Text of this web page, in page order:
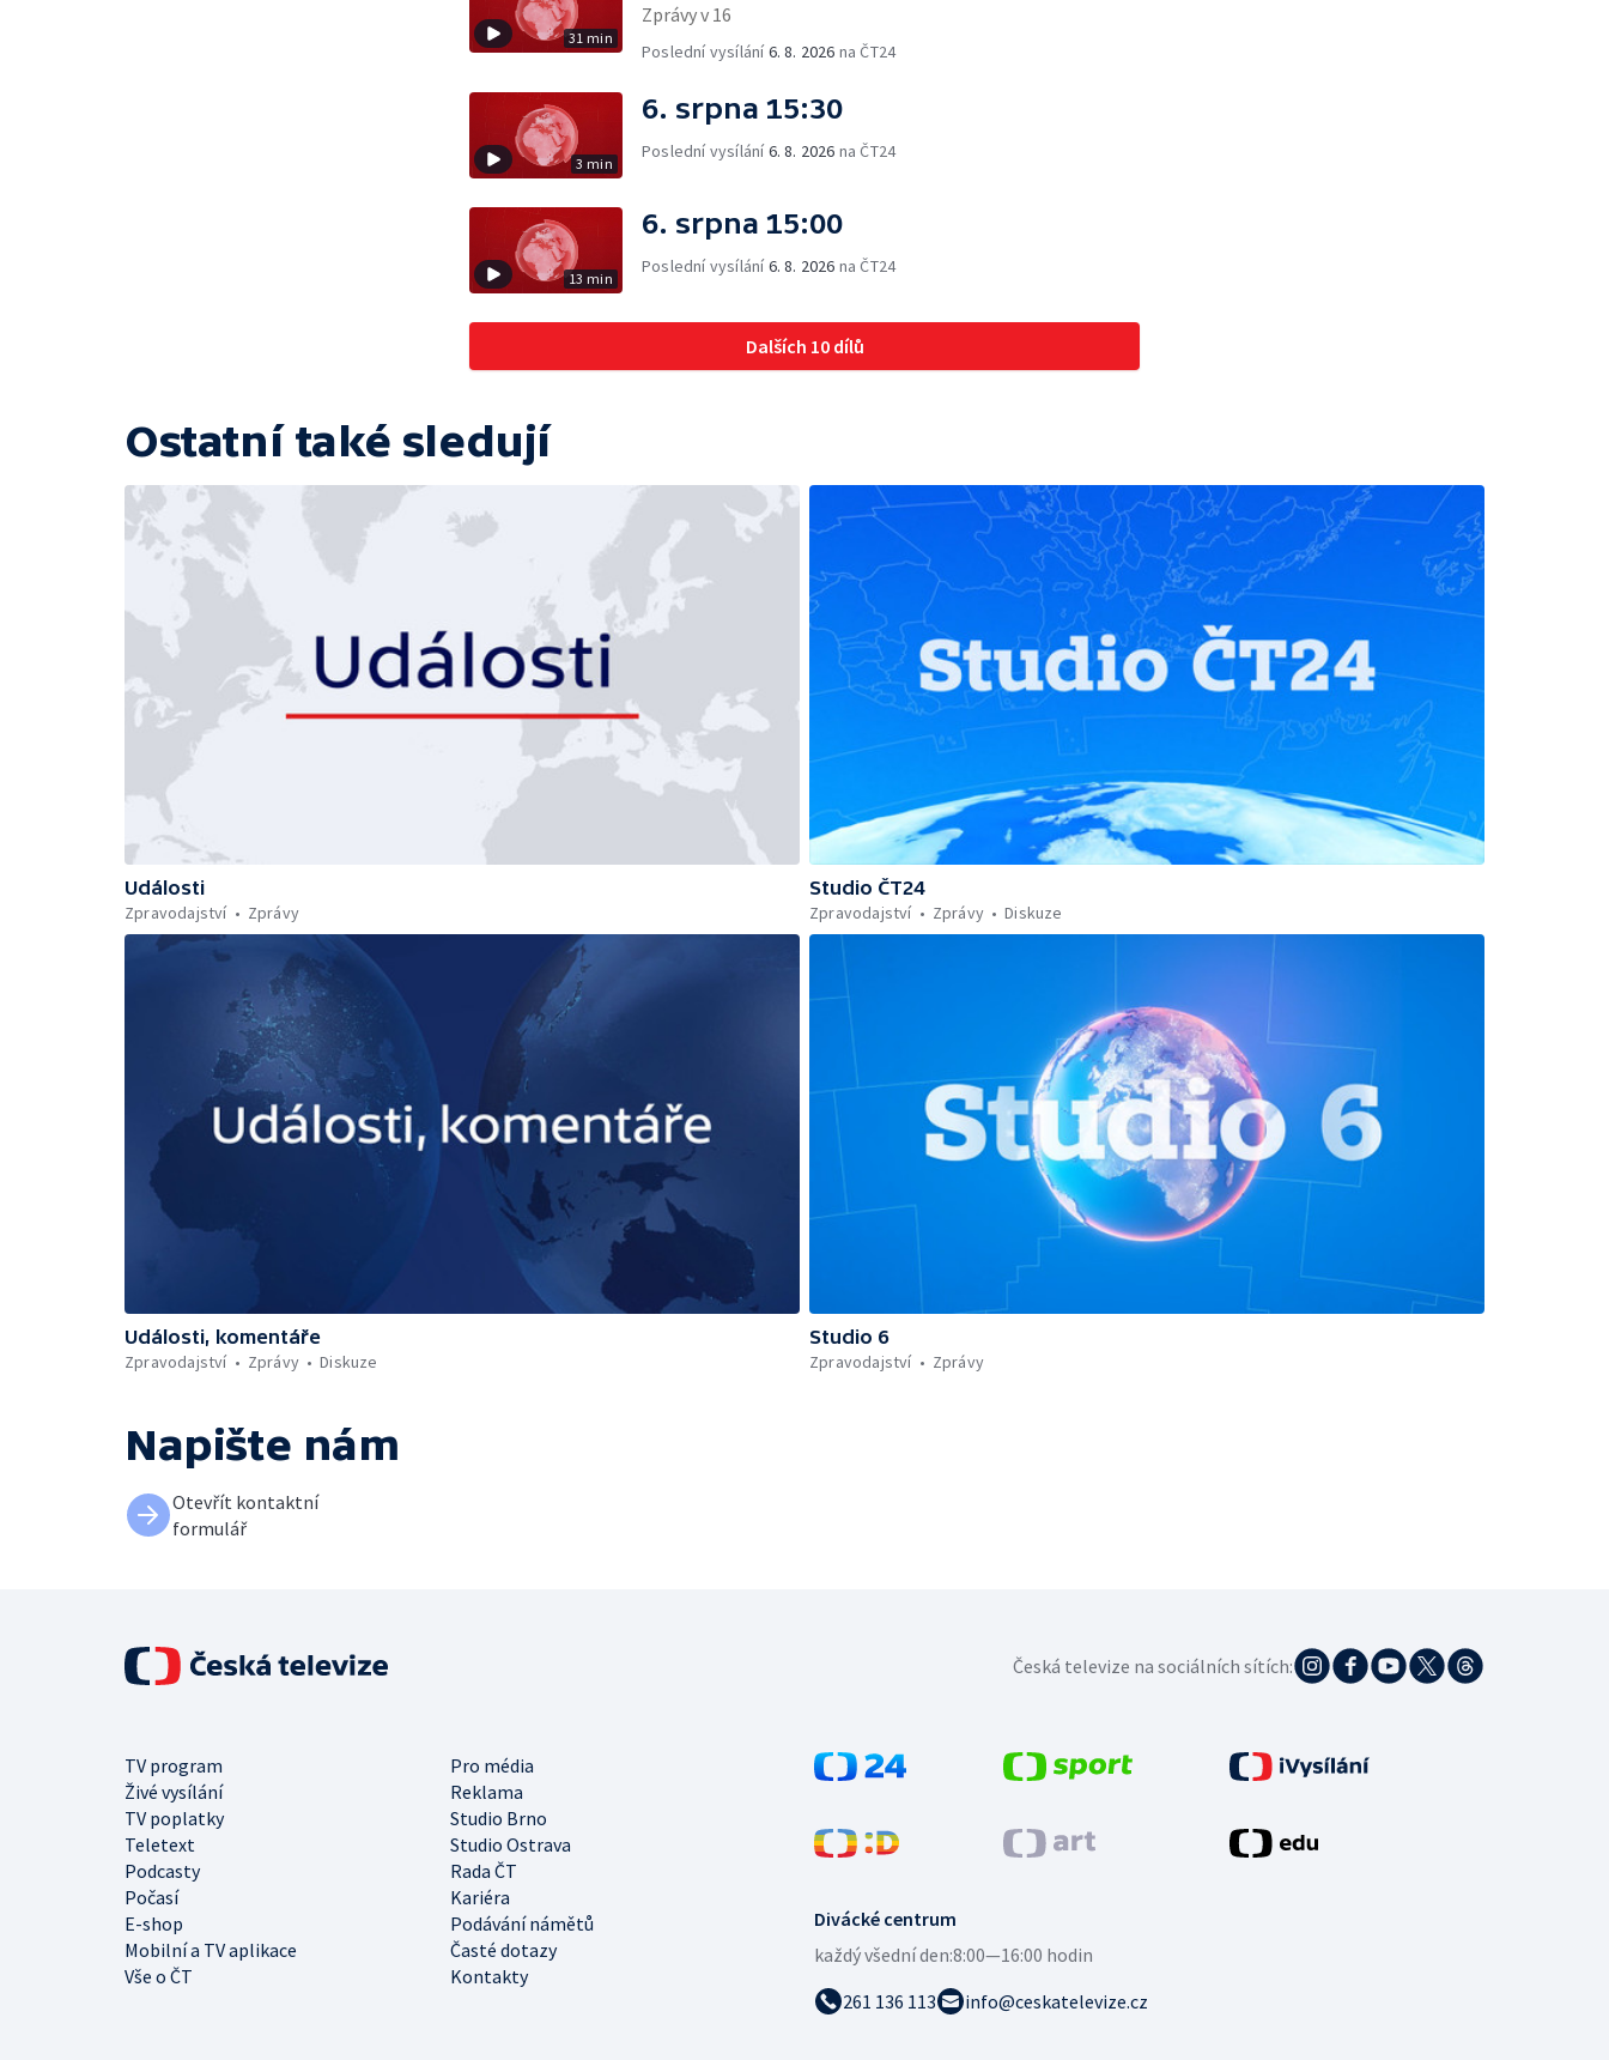
31 min
Zprávy v 16
Poslední vysílání6. 8. 2026 na ČT24
3 min
6. srpna 15:30
Poslední vysílání6. 8. 2026 na ČT24
13 min
6. srpna 15:00
Poslední vysílání6. 8. 2026 na ČT24
Dalších 10 dílů
Ostatní také sledují
Události
Zpravodajství
Zprávy
Studio ČT24
Zpravodajství
Zprávy Diskuze
Události, komentáře
Zpravodajství
Zprávy Diskuze
Studio 6
Zpravodajství
Zprávy
Napište nám
Otevřít kontaktní
formulář
Divácké centrum
každý všední den:8:00—16:00 hodin
261 136 113
info@ceskatelevize.cz
TV program
Pro média
Živé vysílání
Reklama
TV poplatky
Studio Brno
Teletext
Studio Ostrava
Podcasty
Rada ČT
Počasí
Kariéra
E-shop
Podávání námětů
Mobilní a TV aplikace
Časté dotazy
Vše o ČT
Kontakty
Česká televize na sociálních sítích: